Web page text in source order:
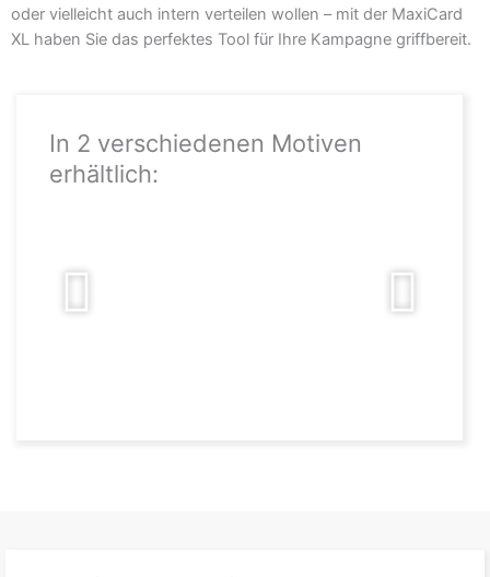
oder vielleicht auch intern verteilen wollen – mit der MaxiCard
XL haben Sie das perfektes Tool für Ihre Kampagne griffbereit.
In 2 verschiedenen Motiven
erhältlich: